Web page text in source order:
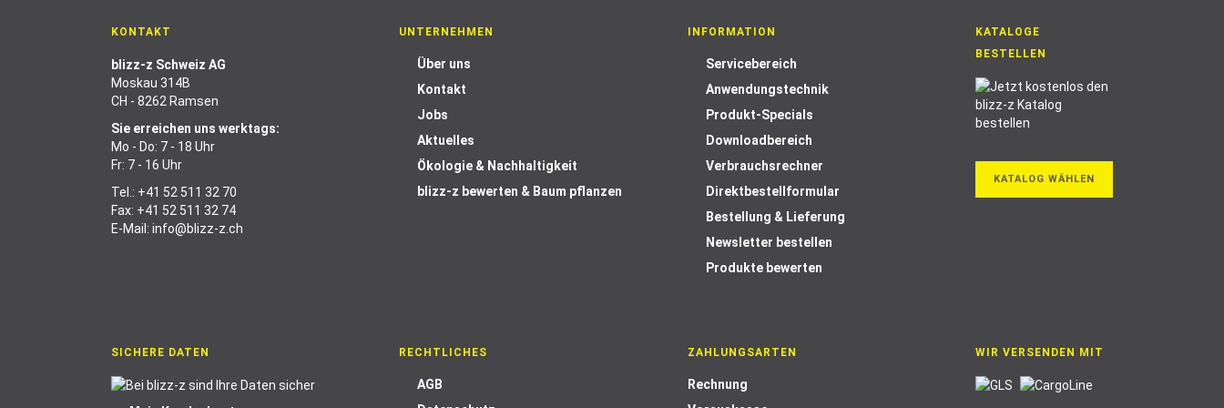
KONTAKT
blizz-z Schweiz AG
Moskau 314B
CH - 8262 Ramsen
Sie erreichen uns werktags:
Mo - Do: 7 - 18 Uhr
Fr: 7 - 16 Uhr
Tel.: +41 52 511 32 70
Fax: +41 52 511 32 74
E-Mail: info@blizz-z.ch
UNTERNEHMEN
Über uns
Kontakt
Jobs
Aktuelles
Ökologie & Nachhaltigkeit
blizz-z bewerten & Baum pflanzen
INFORMATION
Servicebereich
Anwendungstechnik
Produkt-Specials
Downloadbereich
Verbrauchsrechner
Direktbestellformular
Bestellung & Lieferung
Newsletter bestellen
Produkte bewerten
KATALOGE
BESTELLEN
KATALOG WÄHLEN
SICHERE DATEN RECHTLICHES
AGB
ZAHLUNGSARTEN
Rechnung
WIR VERSENDEN MIT